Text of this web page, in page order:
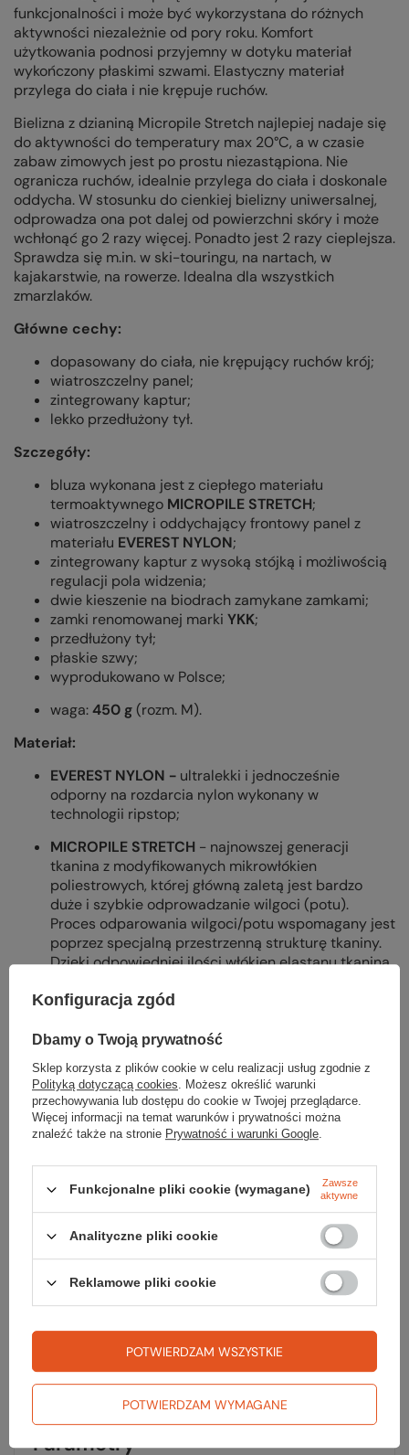
funkcjonalności i może być wykorzystana do różnych
aktywności niezależnie od pory roku. Komfort
użytkowania podnosi przyjemny w dotyku materiał
wykończony płaskimi szwami. Elastyczny materiał
przylega do ciała i nie krępuje ruchów.
Bielizna z dzianiną Micropile Stretch najlepiej nadaje się
do aktywności do temperatury max 20°C, a w czasie
zabaw zimowych jest po prostu niezastąpiona. Nie
ogranicza ruchów, idealnie przylega do ciała i doskonale
oddycha. W stosunku do cienkiej bielizny uniwersalnej,
odprowadza ona pot dalej od powierzchni skóry i może
wchłonąć go 2 razy więcej. Ponadto jest 2 razy cieplejsza.
Sprawdza się m.in. w ski-touringu, na nartach, w
kajakarstwie, na rowerze. Idealna dla wszystkich
zmarzlaków.
Główne cechy:
dopasowany do ciała, nie krępujący ruchów krój;
wiatroszczelny panel;
zintegrowany kaptur;
lekko przedłużony tył.
Szczegóły:
bluza wykonana jest z ciepłego materiału
termoaktywnego MICROPILE STRETCH;
wiatroszczelny i oddychający frontowy panel z
materiału EVEREST NYLON;
zintegrowany kaptur z wysoką stójką i możliwością
regulacji pola widzenia;
dwie kieszenie na biodrach zamykane zamkami;
zamki renomowanej marki YKK;
przedłużony tył;
płaskie szwy;
wyprodukowano w Polsce;
waga:450 g(rozm. M).
Materiał:
EVEREST NYLON - ultralekki i jednocześnie
odporny na rozdarcia nylon wykonany w
technologii ripstop;
MICROPILE STRETCH - najnowszej generacji
tkanina z modyfikowanych mikrowłókien
poliestrowych, której główną zaletą jest bardzo
duże i szybkie odprowadzanie wilgoci (potu).
Proces odparowania wilgoci/potu wspomagany jest
poprzez specjalną przestrzenną strukturę tkaniny.
Dzięki odpowiedniej ilości włókien elastanu tkanina
czterech kierunkach, a co za tym idzie dopasowuje
materiału 3D powietrze zatrzymane w strukturze
materiału wspomaga naturalną termoregulację.
Zewnętrzna warstwa jest lekko nieprzewiewna
(gęstszy splot), co idealnie sprawdza się przy
mniejszym wietrze.
doskonała izolacja - zachowanie odpowiedniej
termiki ciała;
elastyczność;
niska waga;
właściwości antyalergiczne;
zalecany zakres użytkowania bielizny z Micropile
Parametry
Konfiguracja zgód
Dbamy o Twoją prywatność
Sklep korzysta z plików cookie w celu realizacji usług zgodnie z
Polityką dotyczącą cookies. Możesz określić warunki
przechowywania lub dostępu do cookie w Twojej przeglądarce.
Więcej informacji na temat warunków i prywatności można
znaleźć także na stronie Prywatność i warunki Google.
Funkcjonalne pliki cookie (wymagane)
Zawsze
aktywne
Analityczne pliki cookie
Reklamowe pliki cookie
POTWIERDZAM WYMAGANE
POTWIERDZAM WSZYSTKIE